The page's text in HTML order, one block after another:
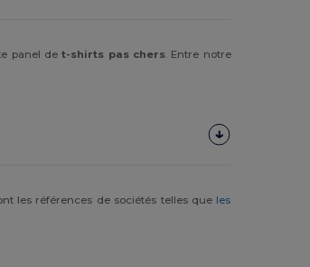
panel det-shirts pas chers. Entre notre
les références de sociétés telles que les